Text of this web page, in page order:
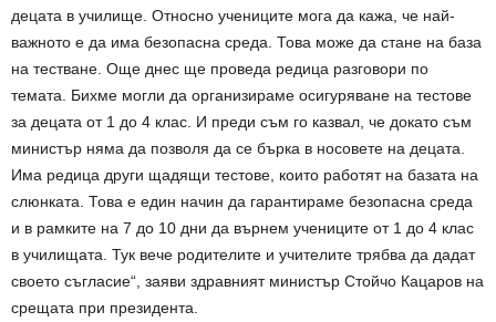
децата в училище. Относно учениците мога да кажа, че най-
важното е да има безопасна среда. Това може да стане на база
на тестване. Още днес ще проведа редица разговори по
темата. Бихме могли да организираме осигуряване на тестове
за децата от 1 до 4 клас. И преди съм го казвал, че докато съм
министър няма да позволя да се бърка в носовете на децата.
Има редица други щадящи тестове, които работят на базата на
слюнката. Това е един начин да гарантираме безопасна среда
и в рамките на 7 до 10 дни да върнем учениците от 1 до 4 клас
в училищата. Тук вече родителите и учителите трябва да дадат
своето съгласие“, заяви здравният министър Стойчо Кацаров на
срещата при президента.